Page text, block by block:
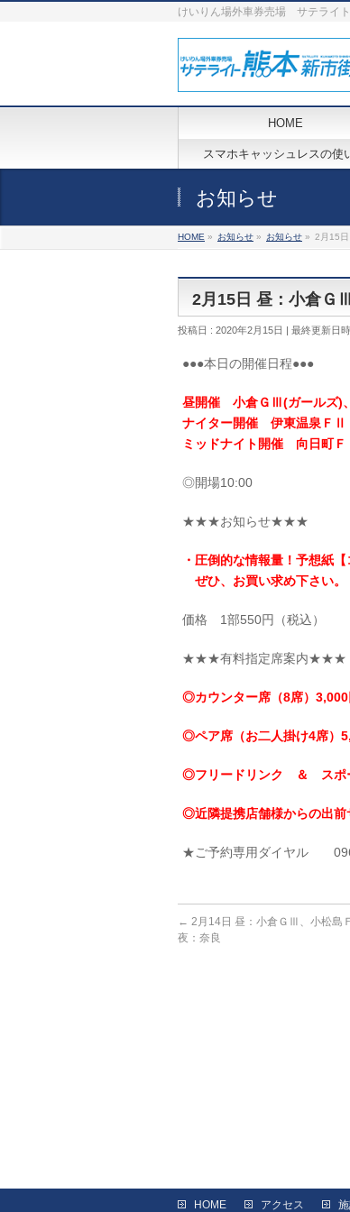
けいりん場外車券売場 サテライ
HOME
スマホキャッシュレスの使
お知らせ
HOME » お知らせ » お知らせ » 2月15
2月15日 昼：小倉
投稿日 : 2020年2月15日 最終更新日
●●●本日の開催日程●●●
昼開催 小倉ＧⅢ(ガールズ)
ナイター開催 伊東温泉ＦⅡ
ミッドナイト開催 向日町
◎開場10:00
★★★お知らせ★★★
・圧倒的な情報量！予想紙
ぜひ、お買い求め下さい。
価格 1部550円（税込）
★★★有料指定席案内★★★
◎カウンター席（8席）
◎ペア席（お二人掛け4席
◎フリードリンク ＆ スポ
◎近隣提携店舗様からの出前
★ご予約専用ダイヤル
← 2月14日 昼：小倉ＧⅢ、小松島
夜：奈良
HOME アクセス